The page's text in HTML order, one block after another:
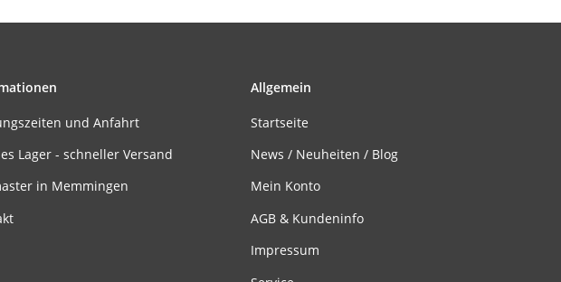
und Anfahrt
Lager - schneller Versand
in Memmingen
Allgemein
Startseite
News / Neuheiten / Blog
Mein Konto
AGB & Kundeninfo
Impressum